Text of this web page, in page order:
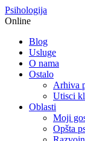
Psihologija
Online
Blog
Usluge
O nama
Ostalo
Arhiva
Utisci
Oblasti
Moji
Opšta